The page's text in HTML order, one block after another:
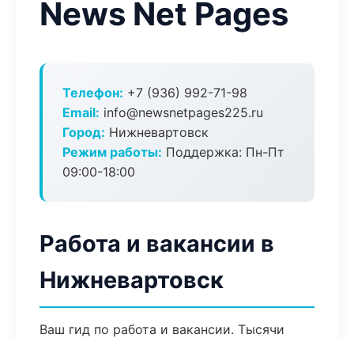
News Net Pages
Телефон: +7 (936) 992-71-98
Email: info@newsnetpages225.ru
Город: Нижневартовск
Режим работы: Поддержка: Пн-Пт
09:00-18:00
Работа и вакансии в
Нижневартовск
Ваш гид по работа и вакансии. Тысячи